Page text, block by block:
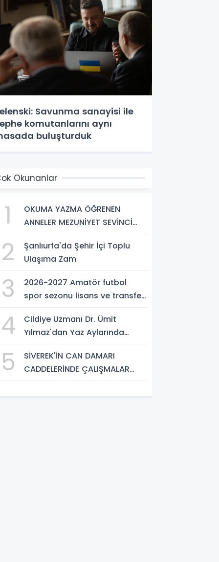
Savunma sanayisi ile
komutanlarını aynı
buluşturduk
Okunanlar
1
OKUMA YAZMA ÖĞRENEN
ANNELER MEZUNİYET SEVİNCİ
2
Şanlıurfa'da Şehir İçi Toplu
Ulaşıma Zam
3
2026-2027 Amatör futbol
spor sezonu lisans ve transfer
4
Cildiye Uzmanı Dr. Ümit
Yılmaz'dan Yaz Aylarında
5
SİVEREK'İN CAN DAMARI
CADDELERİNDE ÇALIŞMALAR